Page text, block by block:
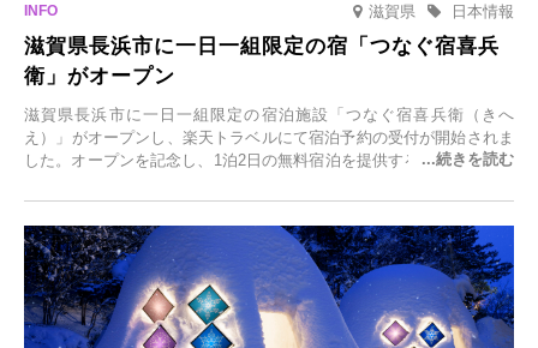
滋賀県 日本情報
滋賀県長浜市に一日一組限定の宿「つなぐ宿喜兵
衛」がオープン
滋賀県長浜市に一日一組限定の宿泊施設「つなぐ宿喜兵衛（きへ
え）」がオープンし、楽天トラベルにて宿泊予約の受付が開始されま
した。オープンを記念し、1泊2日の無料宿泊を提供するキャンペーン
一組限定の宿だからこそ叶う、大切な人との特別な時間を体験いただ
けます。